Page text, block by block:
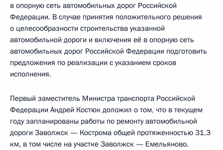
в опорную сеть автомобильных дорог Российской
Федерации. В случае принятия положительного решения
о целесообразности строительства указанной
автомобильной дороги и включения её в опорную сеть
автомобильных дорог Российской Федерации подготовить
предложения по реализации с указанием сроков
исполнения.
Первый заместитель Министра транспорта Российской
Федерации Андрей Костюк доложил о том, что в текущем
году запланированы работы по ремонту автомобильной
дороги Заволжск — Кострома общей протяженностью 31,3
км, в том числе на участке Заволжск — Емельяново.